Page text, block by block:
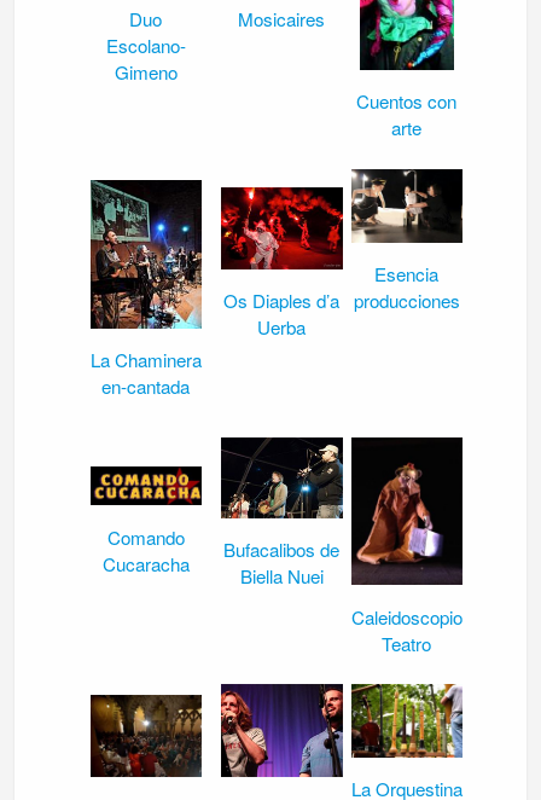
Duo
Escolano-
Gimeno
Mosicaires
Cuentos con
arte
La Chaminera
en-cantada
Os Diaples d’a
Uerba
Esencia
producciones
Comando
Cucaracha
Bufacalibos de
Biella Nuei
Caleidoscopio
Teatro
La Orquestina